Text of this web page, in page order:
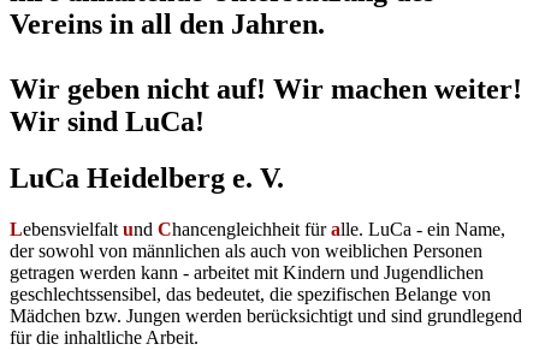
Vereins in all den Jahren.
Wir geben nicht auf! Wir machen weiter!
Wir sind LuCa!
LuCa Heidelberg e. V.
Lebensvielfalt und Chancengleichheit füralle. LuCa - ein Name,
der sowohl von männlichen als auch von weiblichen Personen
getragen werden kann - arbeitet mit Kindern und Jugendlichen
geschlechtssensibel, das bedeutet, die spezifischen Belange von
Mädchen bzw. Jungen werden berücksichtigt und sind grundlegend
für die inhaltliche Arbeit.